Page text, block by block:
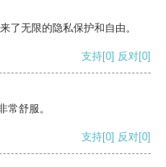
了无限的隐私保护和自由。
支持[0] 反对[0]
常舒服。
支持[0] 反对[0]